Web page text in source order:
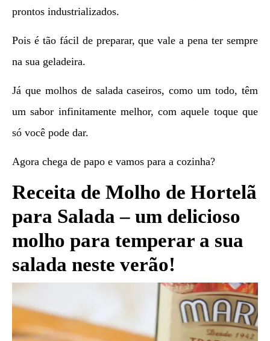
prontos industrializados.
Pois é tão fácil de preparar, que vale a pena ter sempre
na sua geladeira.
Já que molhos de salada caseiros, como um todo, têm
um sabor infinitamente melhor, com aquele toque que
só você pode dar.
Agora chega de papo e vamos para a cozinha?
Receita de Molho de Hortelã
para Salada – um delicioso
molho para temperar a sua
salada neste verão!